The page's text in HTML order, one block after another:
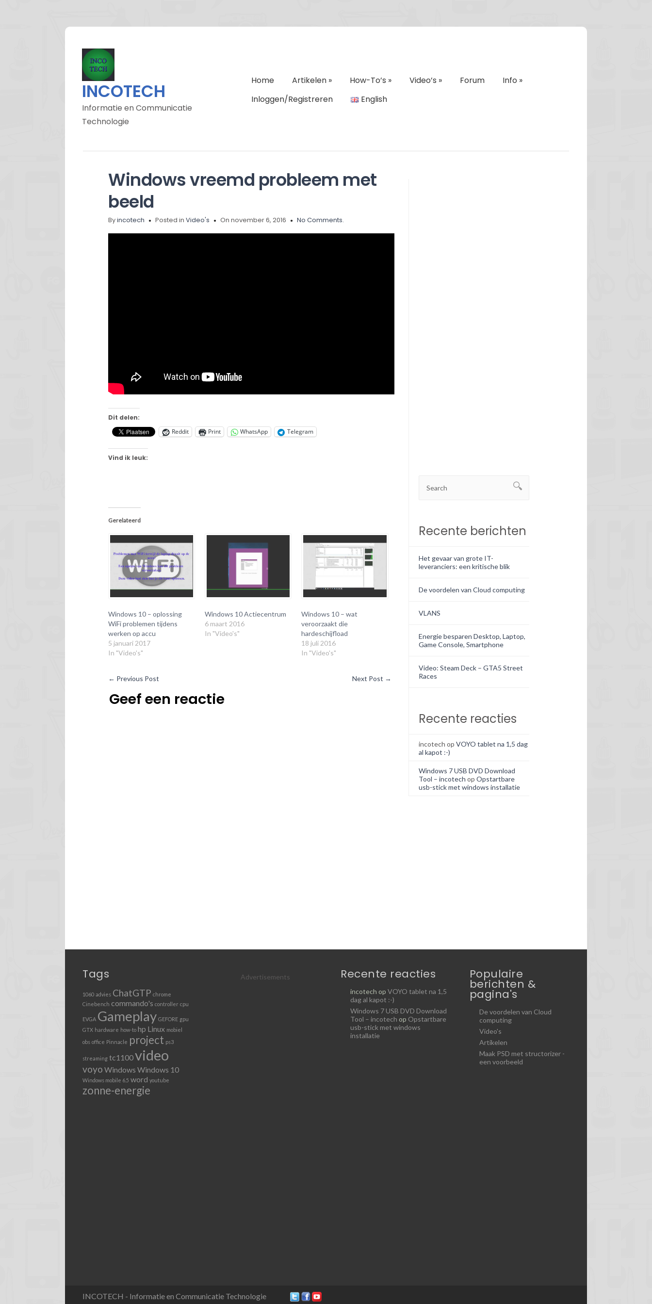
INCOTECH
Informatie en Communicatie
Technologie
Home Artikelen» How-To’s » Video’s » Forum Info »
Inloggen/Registreren
English
Windows vreemd probleem met
beeld
Byincotech Posted inVideo's On november 6, 2016 No Comments.
Dit delen:
Reddit
Print WhatsApp Telegram
Vind ik leuk:
Gerelateerd
Windows 10 – oplossing
WiFi problemen tijdens
werken op accu
5 januari 2017
In "Video's"
Windows 10 Actiecentrum
6 maart 2016
In "Video's"
Windows 10 – wat
veroorzaakt die
hardeschijfload
18 juli 2016
In "Video's"
← Previous Post Next Post →
Geef een reactie
Recente berichten
Het gevaar van grote IT-
leveranciers: een kritische blik
De voordelen van Cloud computing
VLANS
Energie besparen Desktop, Laptop,
Game Console, Smartphone
Video: Steam Deck – GTA5 Street
Races
Recente reacties
incotech op VOYO tablet na 1,5 dag
al kapot :-)
Windows 7 USB DVD Download
Tool – incotech op Opstartbare
usb-stick met windows installatie
Tags
1060 advies ChatGTP chrome
Cinebench commando's controller cpu
EVGA Gameplay GEFORE gpu
GTX hardware how-to hp Linux mobiel
obs office Pinnacle project ps3
streaming tc1100video
voyo Windows Windows 10
Windows mobile 6.5 word youtube
zonne-energie
Advertisements Recente reacties
incotech op VOYO tablet na 1,5
dag al kapot :-)
Windows 7 USB DVD Download
Tool – incotech op Opstartbare
usb-stick met windows
installatie
Populaire
berichten &
pagina's
De voordelen van Cloud
computing
Video's
Artikelen
Maak PSD met structorizer -
een voorbeeld
INCOTECH - Informatie en Communicatie Technologie